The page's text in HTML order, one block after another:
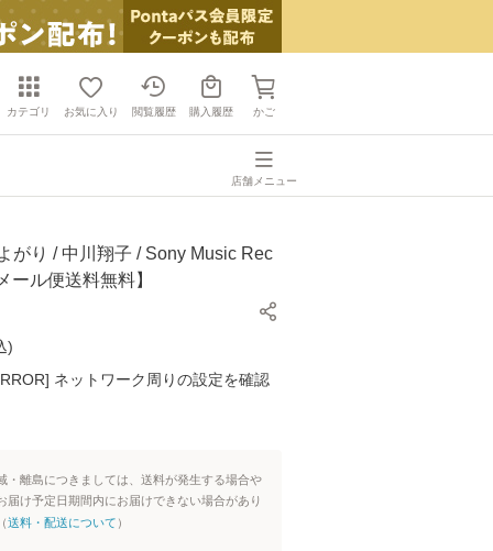
カテゴリ お気に入り 閲覧履歴 購入履歴 かご
店舗メニュー
がり / 中川翔子 / Sony Music Rec
ール便送料無料】
)
ネットワーク周りの設定を確認
・離島につきましては、送料が発生する場合や
届け予定日期間内にお届けできない場合があり
送料・配送について ）